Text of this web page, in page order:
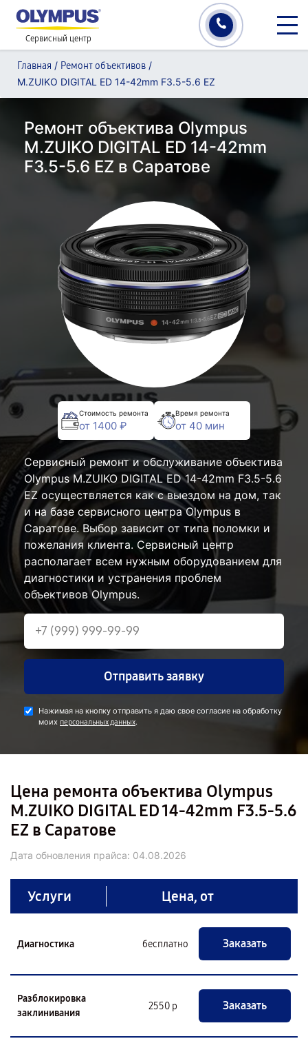
Сервисный центр
Главная / Ремонт объективов /
M.ZUIKO DIGITAL ED 14-42mm F3.5-5.6 EZ
Ремонт объектива Olympus
M.ZUIKO DIGITAL ED 14-42mm
F3.5-5.6 EZ в Саратове
Стоимость ремонта
от 1400 ₽
Время ремонта
от 40 мин
Сервисный ремонт и обслуживание объектива
Olympus M.ZUIKO DIGITAL ED 14-42mm F3.5-5.6
EZ осуществляется как с выездом на дом, так
и на базе сервисного центра Olympus в
Саратове. Выбор зависит от типа поломки и
пожелания клиента. Сервисный центр
располагает всем нужным оборудованием для
диагностики и устранения проблем
объективов Olympus.
Отправить заявку
Нажимая на кнопку отправить я даю свое согласие на обработку
моих персональных данных.
Цена ремонта объектива Olympus
M.ZUIKO DIGITAL ED 14-42mm F3.5-5.6
EZ в Саратове
Дата обновления прайса: 04.08.2026
Услуги Цена, от
Диагностика бесплатно Заказать
Разблокировка
заклинивания
2550 р Заказать